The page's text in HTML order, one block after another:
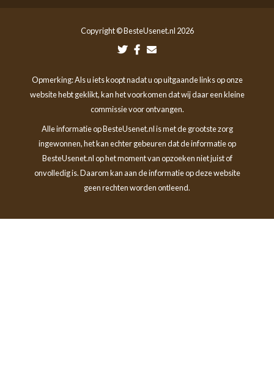
Copyright © BesteUsenet.nl 2026
Opmerking: Als u iets koopt nadat u op uitgaande links op onze
website hebt geklikt, kan het voorkomen dat wij daar een kleine
commissie voor ontvangen.
Alle informatie op BesteUsenet.nl is met de grootste zorg
ingewonnen, het kan echter gebeuren dat de informatie op
BesteUsenet.nl op het moment van opzoeken niet juist of
onvolledig is. Daarom kan aan de informatie op deze website
geen rechten worden ontleend.